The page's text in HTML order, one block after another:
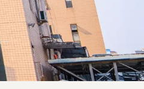
Svenska språket
Lietuvos kalba